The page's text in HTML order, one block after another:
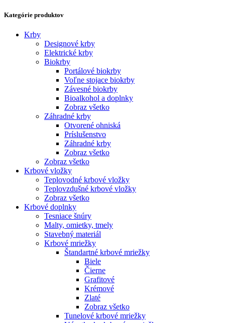
Kategórie produktov
Krby
Designové krby
Elektrické krby
Biokrby
Portálové biokrby
Voľne stojace biokrby
Závesné biokrby
Bioalkohol a doplnky
Zobraz všetko
Záhradné krby
Otvorené ohniská
Príslušenstvo
Záhradné krby
Zobraz všetko
Zobraz všetko
Krbové vložky
Teplovodné krbové vložky
Teplovzdušné krbové vložky
Zobraz všetko
Krbové doplnky
Tesniace šnúry
Malty, omietky, tmely
Stavebný materiál
Krbové mriežky
Štandartné krbové mriežky
Biele
Čierne
Grafitové
Krémové
Zlaté
Zobraz všetko
Tunelové krbové mriežky